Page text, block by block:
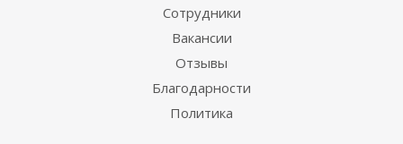
Сотрудники
Вакансии
Отзывы
Благодарности
Политика